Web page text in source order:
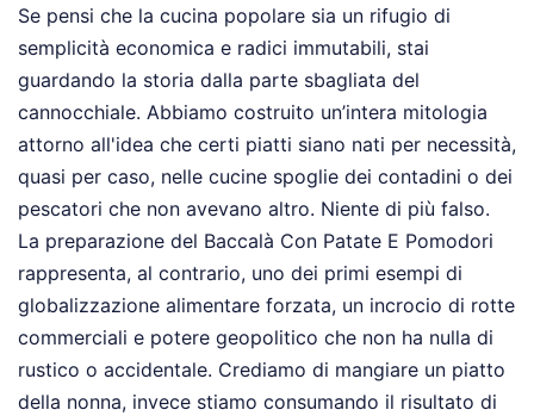
Se pensi che la cucina popolare sia un rifugio di
semplicità economica e radici immutabili, stai
guardando la storia dalla parte sbagliata del
cannocchiale. Abbiamo costruito un’intera mitologia
attorno all'idea che certi piatti siano nati per necessità,
quasi per caso, nelle cucine spoglie dei contadini o dei
pescatori che non avevano altro. Niente di più falso.
La preparazione del Baccalà Con Patate E Pomodori
rappresenta, al contrario, uno dei primi esempi di
globalizzazione alimentare forzata, un incrocio di rotte
commerciali e potere geopolitico che non ha nulla di
rustico o accidentale. Crediamo di mangiare un piatto
della nonna, invece stiamo consumando il risultato di